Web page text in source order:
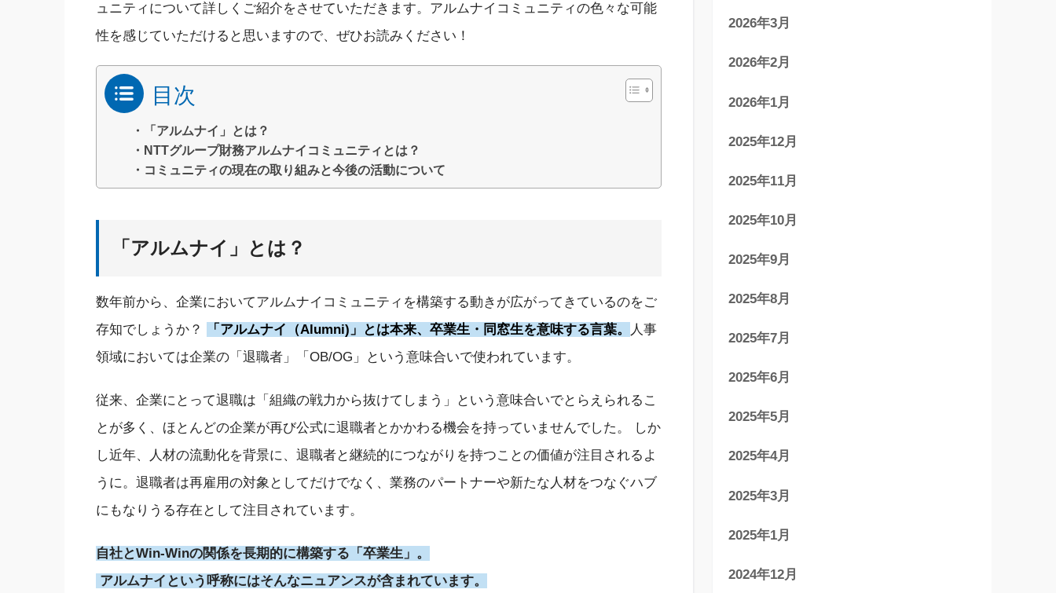
ュニティ について詳しくご紹介をさせていただきます。 アルムナイコミュニティの色々な可能
性を感じていただけると思いますので、ぜひお読みください！
目次
・「アルムナイ」とは？
・NTTグループ財務アルムナイコミュニティとは？
・コミュニティの現在の取り組みと今後の活動について
「アルムナイ」とは？
数年前から 、 企業においてアルムナイコミュニティ を構築する動きが広がってきているのをご
存知でしょうか？
「アルムナイ （Alumni) 」 とは本来、 卒業生・同窓生を意味する言葉。
人事
領域においては企業の「退職者」「 OB/OG」という意味合いで使われています。
従来、企業にとって退職は「組織の戦力から抜けてしまう」という 意味合いでとらえられるこ
とが多く、 ほとんどの企業が再び公式に退職者とかかわる機会を持っていませんでした。
しか
し近年、人材の流動化を背景に、退職者と継続的につながりを持つことの価値が注目されるよ
うに。退職者は再雇用の対象としてだけでなく 、 業務のパートナーや新たな 人材をつなぐハブ
にもなりうる存在として注目されてい ます。
自社とWin-Winの関係を長期的に構築する 「卒業生」 。
アルムナイという呼称にはそんなニュアンスが含まれています。
2026年3月
2026年2月
2026年1月
2025年12月
2025年11月
2025年10月
2025年9月
2025年8月
2025年7月
2025年6月
2025年5月
2025年4月
2025年3月
2025年1月
2024年12月